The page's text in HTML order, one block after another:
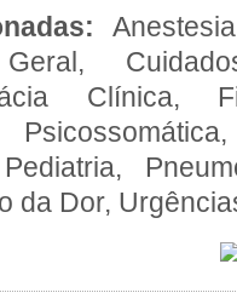
Clínica,
da Dor,